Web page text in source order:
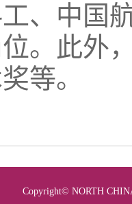
、中国
。此外
等。
Copyright© NORTH